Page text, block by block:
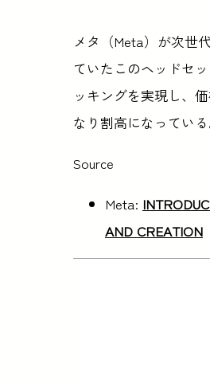
メタ（Meta）が次世
ていたこのヘッドセッ
ッキングを実現し、
なり割高になってい
Source
Meta:
AND CREATION